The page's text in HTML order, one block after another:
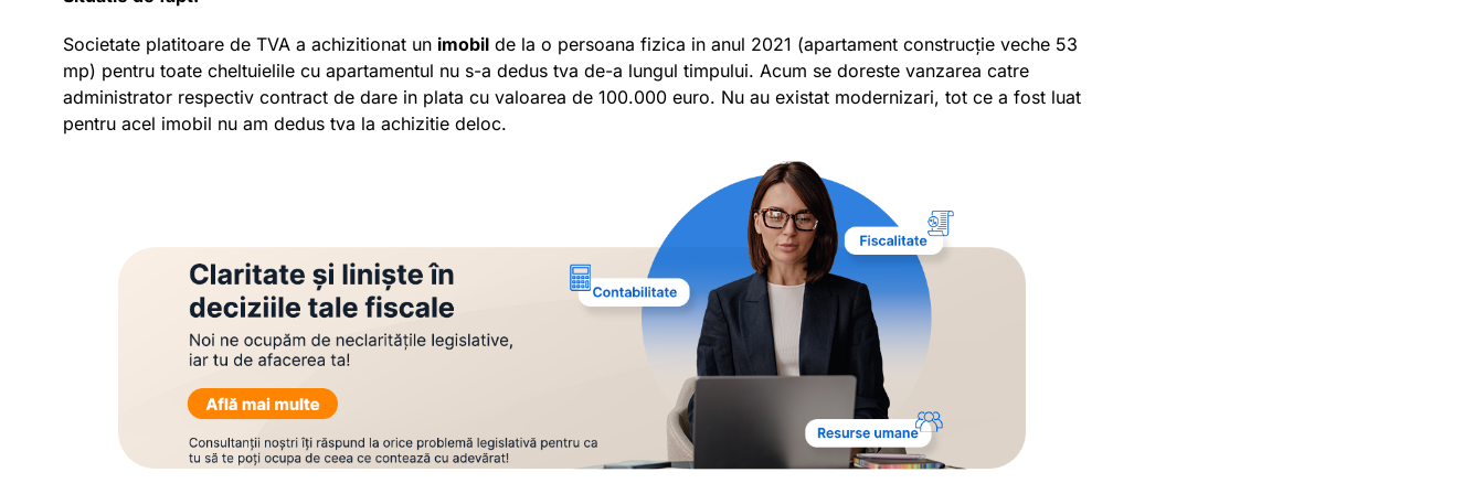
Societate platitoare de TVA a achizitionat un imobil de la o persoana fizica in anul 2021 (apartament construcție veche 53
mp) pentru toate cheltuielile cu apartamentul nu s-a dedus tva de-a lungul timpului. Acum se doreste vanzarea catre
administrator respectiv contract de dare in plata cu valoarea de 100.000 euro. Nu au existat modernizari, tot ce a fost luat
pentru acel imobil nu am dedus tva la achizitie deloc.